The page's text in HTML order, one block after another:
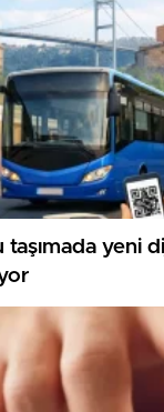
taşımada yeni